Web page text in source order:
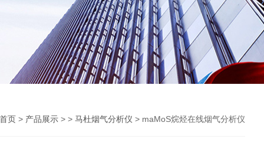
页 > 产品展示 > > 马杜烟气分析仪 > maMoS烷烃在线烟气分析仪